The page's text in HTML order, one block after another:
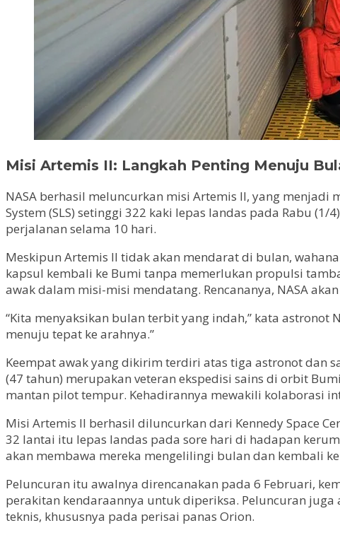
Misi Artemis II: Langkah Penting Menuju
NASA berhasil meluncurkan misi Artemis II, yang menjadi
System (SLS) setinggi 322 kaki lepas landas pada Rabu
perjalanan selama 10 hari.
Meskipun Artemis II tidak akan mendarat di bulan,
kapsul kembali ke Bumi tanpa memerlukan propulsi
awak dalam misi-misi mendatang. Rencananya, NASA
“Kita menyaksikan bulan terbit yang indah,” kata astronot
menuju tepat ke arahnya.”
Keempat awak yang dikirim terdiri atas tiga astronot dan
(47 tahun) merupakan veteran ekspedisi sains di orbit
mantan pilot tempur. Kehadirannya mewakili kolaborasi
Misi Artemis II berhasil diluncurkan dari Kennedy Space
32 lantai itu lepas landas pada sore hari di hadapan
akan membawa mereka mengelilingi bulan dan kembali
Peluncuran itu awalnya direncanakan pada 6 Februari,
perakitan kendaraannya untuk diperiksa. Peluncuran
teknis, khususnya pada perisai panas Orion.